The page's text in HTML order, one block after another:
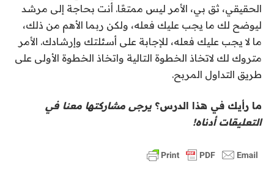
الحقيقي، ثق بي، الأمر ليس ممتعًا. أنت بحاجة إلى مرشد
ليوضح لك ما يجب عليك فعله، ولكن ربما الأهم من ذلك،
ما لا يجب عليك فعله، للإجابة على أسئلتك وإرشادك. الأمر
متروك لك لاتخاذ الخطوة التالية واتخاذ الخطوة الأولى على
طريق التداول المربح.
ما رأيك في هذا الدرس؟ يرجى مشاركتها معنا في
التعليقات أدناه!